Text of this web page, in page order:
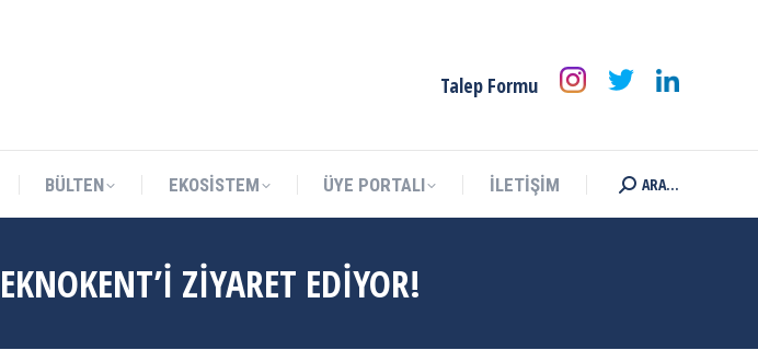
Talep Formu
BÜLTEN EKOSİSTEM ÜYE PORTALI İLETİŞİM Search:
ARA...
ZİYARET EDİYOR!